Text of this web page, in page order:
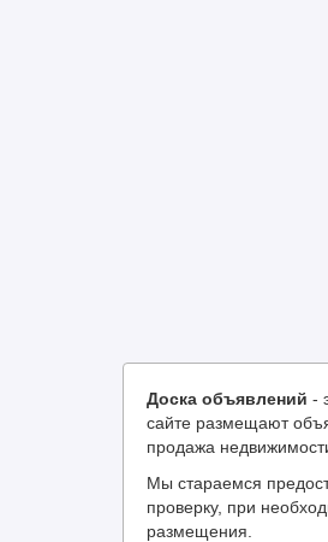
Доска объявлений -
сайте размещают
продажа
Мы стараемся
проверку, при
размещения.